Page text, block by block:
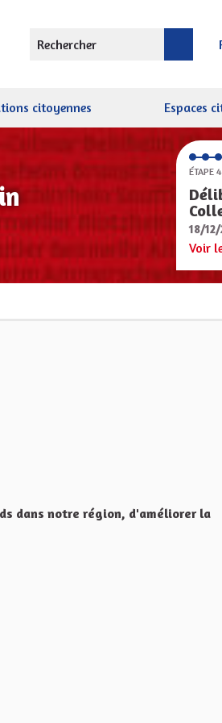
Rechercher
citoyennes Espaces
ÉTAPE
18/
Voir
dans notre région, d'améliorer la
et climatiques